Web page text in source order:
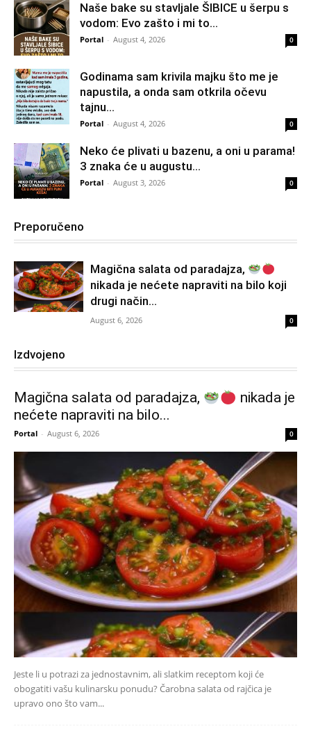
Naše bake su stavljale ŠIBICE u šerpu s
vodom: Evo zašto i mi to...
Portal - August 4, 2026 0
Godinama sam krivila majku što me je
napustila, a onda sam otkrila očevu
tajnu...
Portal - August 4, 2026 0
Neko će plivati u bazenu, a oni u parama!
3 znaka će u augustu...
Portal - August 3, 2026 0
Preporučeno
Magična salata od paradajza,
nikada je nećete napraviti na bilo koji
drugi način…
August 6, 2026 0
Izdvojeno
Magična salata od paradajza,
nikada je
nećete napraviti na bilo...
Portal - August 6, 2026 0
Jeste li u potrazi za jednostavnim, ali slatkim receptom koji će
obogatiti vašu kulinarsku ponudu? Čarobna salata od rajčica je
upravo ono što vam...